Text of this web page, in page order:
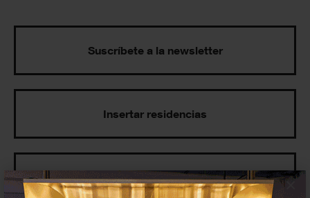
×
Suscríbete a la newsletter
Insertar residencias
Insertar exposición o evento